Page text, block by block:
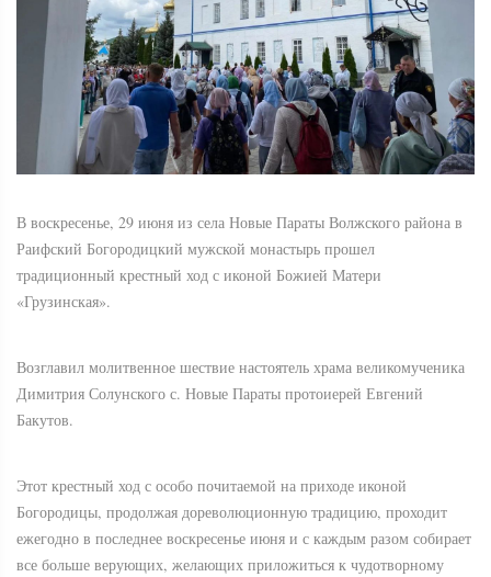
В воскресенье, 29 июня из села Новые Параты Волжского района в
Раифский Богородицкий мужской монастырь прошел
традиционный крестный ход с иконой Божией Матери
«Грузинская».
Возглавил молитвенное шествие настоятель храма великомученика
Димитрия Солунского с. Новые Параты протоиерей Евгений
Бакутов.
Этот крестный ход с особо почитаемой на приходе иконой
Богородицы, продолжая дореволюционную традицию, проходит
ежегодно в последнее воскресенье июня и с каждым разом собирает
все больше верующих, желающих приложиться к чудотворному